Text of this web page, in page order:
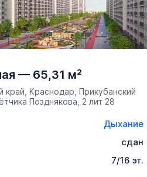
— 65,31 м²
край, Краснодар, Прикубанский
Позднякова, 2 лит 28
Дыхание
сдан
7/16 эт.